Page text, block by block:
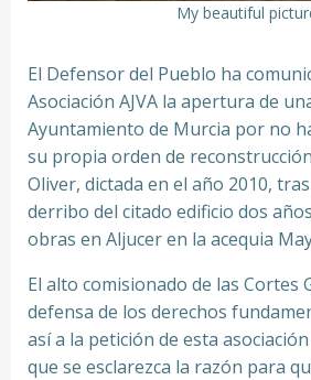
My beautiful
El Defensor del Pueblo ha
Asociación AJVA la apertura de
Ayuntamiento de Murcia por no
su propia orden de
Oliver, dictada en el año 2010,
derribo del citado edificio dos
obras en Aljucer en la acequia
El alto comisionado de las Cortes
defensa de los derechos
así a la petición de esta
que se esclarezca la razón para